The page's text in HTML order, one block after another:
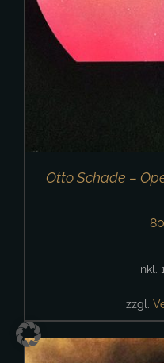
Otto Schade –
inkl.
zzgl.